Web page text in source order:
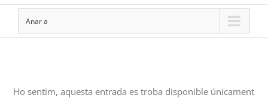
Anar a
Ho sentim, aquesta entrada es troba disponible únicament